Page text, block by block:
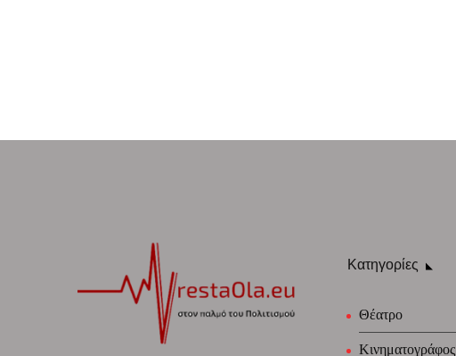
Κατηγορίες
Θέατρο
Κινηματογράφος